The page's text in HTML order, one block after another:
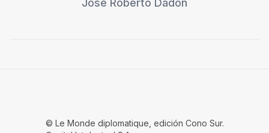
José Roberto Dadon
© Le Monde diplomatique, edición Cono Sur.